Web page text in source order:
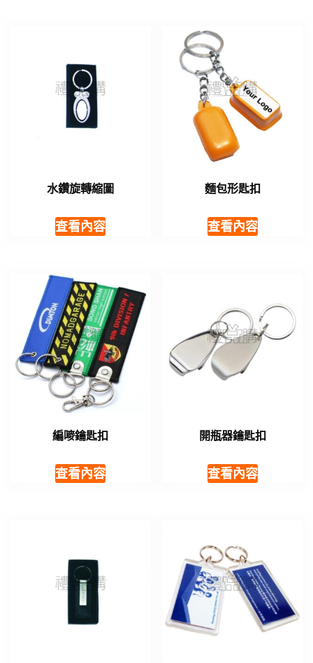
水鑽旋轉縮圖
查看內容
麵包形匙扣
查看內容
編嘜鑰匙扣
查看內容
開瓶器鑰匙扣
查看內容